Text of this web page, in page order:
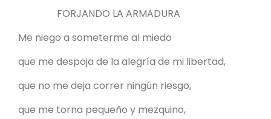
FORJANDO LA ARMADURA
Me niego a someterme al miedo
que me despoja de la alegría de mi libertad,
que no me deja correr ningún riesgo,
que me torna pequeño y mezquino,